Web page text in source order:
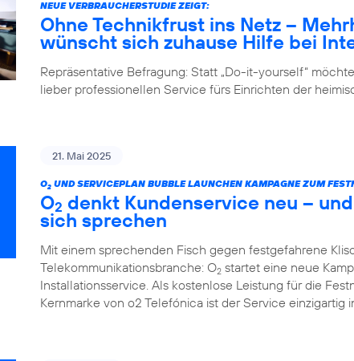
NEUE VERBRAUCHERSTUDIE ZEIGT:
Ohne Technikfrust ins Netz –
wünscht sich zuhause Hilfe bei
Repräsentative Befragung: Statt „Do-it-yourself“
lieber professionellen Service fürs Einrichten der
21. Mai 2025
O2 UND SERVICEPLAN BUBBLE LAUNCHEN KAMPAGNE ZUM
O2 denkt Kundenservice neu –
sich sprechen
Mit einem sprechenden Fisch gegen festgefahrene
Telekommunikationsbranche: O2 startet eine neue
Installationsservice. Als kostenlose Leistung für die
Kernmarke von o2 Telefónica ist der Service einzigartig